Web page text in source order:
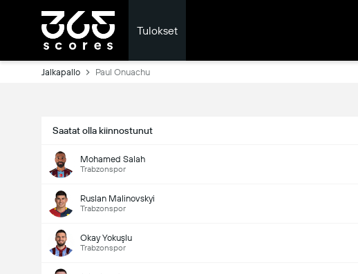
Tulokset
Jalkapallo Paul Onuachu
Saatat olla kiinnostunut
Mohamed Salah
Trabzonspor
Ruslan Malinovskyi
Trabzonspor
Okay Yokuşlu
Trabzonspor